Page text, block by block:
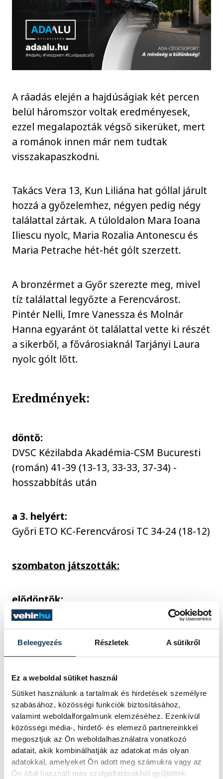
Beleegyezés Részletek A sütikről
Ez a weboldal sütiket használ
Sütiket használunk a tartalmak és hirdetések személyre
szabásához, közösségi funkciók biztosításához,
valamint weboldalforgalmunk elemzéséhez. Ezenkívül
közösségi média-, hirdető- és elemező partnereinkkel
megosztjuk az Ön weboldalhasználatra vonatkozó
adatait, akik kombinálhatják az adatokat más olyan
adatokkal, amelyeket Ön adott meg számukra vagy az
Ön által használt más szolgáltatásokból gyűjtöttek.
A ráadás elején a hajdúságiak két percen
belül háromszor voltak eredményesek,
ezzel megalapozták végső sikerüket, mert
a románok innen már nem tudtak
visszakapaszkodni.
Takács Vera 13, Kun Liliána hat góllal járult
hozzá a győzelemhez, négyen pedig négy
találattal zártak. A túloldalon Mara Ioana
Iliescu nyolc, Maria Rozalia Antonescu és
Maria Petrache hét-hét gólt szerzett.
A bronzérmet a Győr szerezte meg, mivel
tíz találattal legyőzte a Ferencvárost.
Pintér Nelli, Imre Vanessza és Molnár
Hanna egyaránt öt találattal vette ki részét
a sikerből, a fővárosiaknál Tarjányi Laura
nyolc gólt lőtt.
Eredmények:
döntő:
DVSC Kézilabda Akadémia-CSM Bucuresti
(román) 41-39 (13-13, 33-33, 37-34) -
hosszabbítás után
a 3. helyért:
Győri ETO KC-Ferencvárosi TC 34-24 (18-12)
szombaton játszották:
elődöntők:
DVSC Kézilabda Akadémia-Ferencvárosi TC
28-27 (14-18)
CSM Bucuresti-Győri ETO KC 41-39 (13-21,
34-34, 37-37) - hosszabbítás után
sport kézilabda
ország-világ
Európai ifjúsági kézilabdaliga